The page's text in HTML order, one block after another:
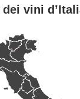
vini